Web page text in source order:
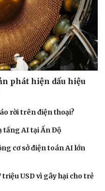
Ô tô - Xe máy
Ô tô
Xe máy
Tư vấn
phát hiện dấu hiệu
rời trên điện thoại?
tầng AI tại Ấn Độ
cơ sở điện toán AI lớn
USD vì gây hại cho trẻ